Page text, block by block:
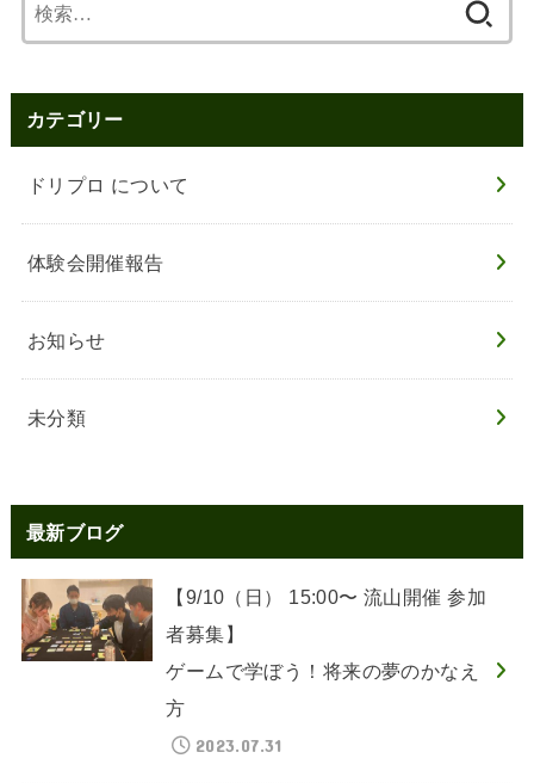
索:
カテゴリー
ドリプロ について
体験会開催報告
お知らせ
未分類
最新ブログ
【9/10（日） 15:00〜 流山開催 参加
者募集】
ゲームで学ぼう！将来の夢のかなえ
方
2023.07.31